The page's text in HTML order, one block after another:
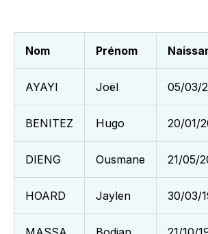
Nom Prénom
AYAYI Joël 05/03/
BENITEZ Hugo 20/01/
DIENG Ousmane 21/05/
HOARD Jaylen 30/03/